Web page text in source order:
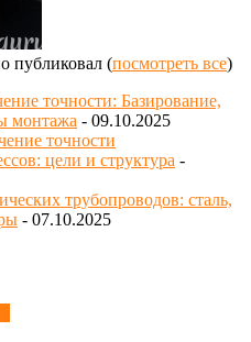
публиковал (посмотреть все)
точности: Базирование,
монтажа - 09.10.2025
точности
цели и структура -
трубопроводов: сталь,
- 07.10.2025